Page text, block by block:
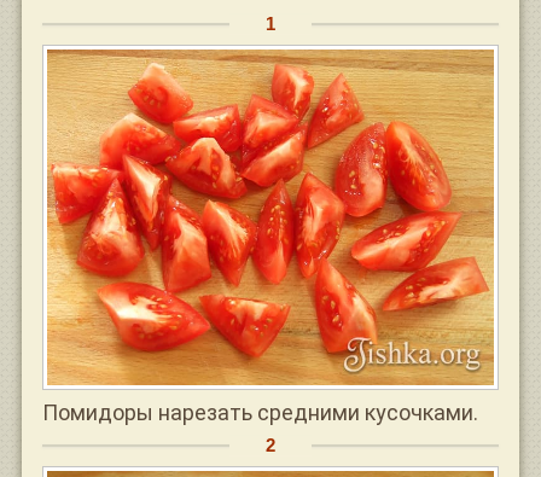
Помидоры нарезать средними кусочками.